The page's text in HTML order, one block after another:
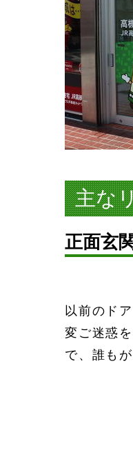
主な
正面玄
以前のド
変ご迷惑
で、誰も